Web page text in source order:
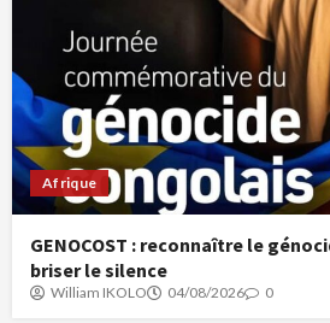
Afrique
GENOCOST : reconnaître le
briser le silence
William IKOLO 04/08/2026 0